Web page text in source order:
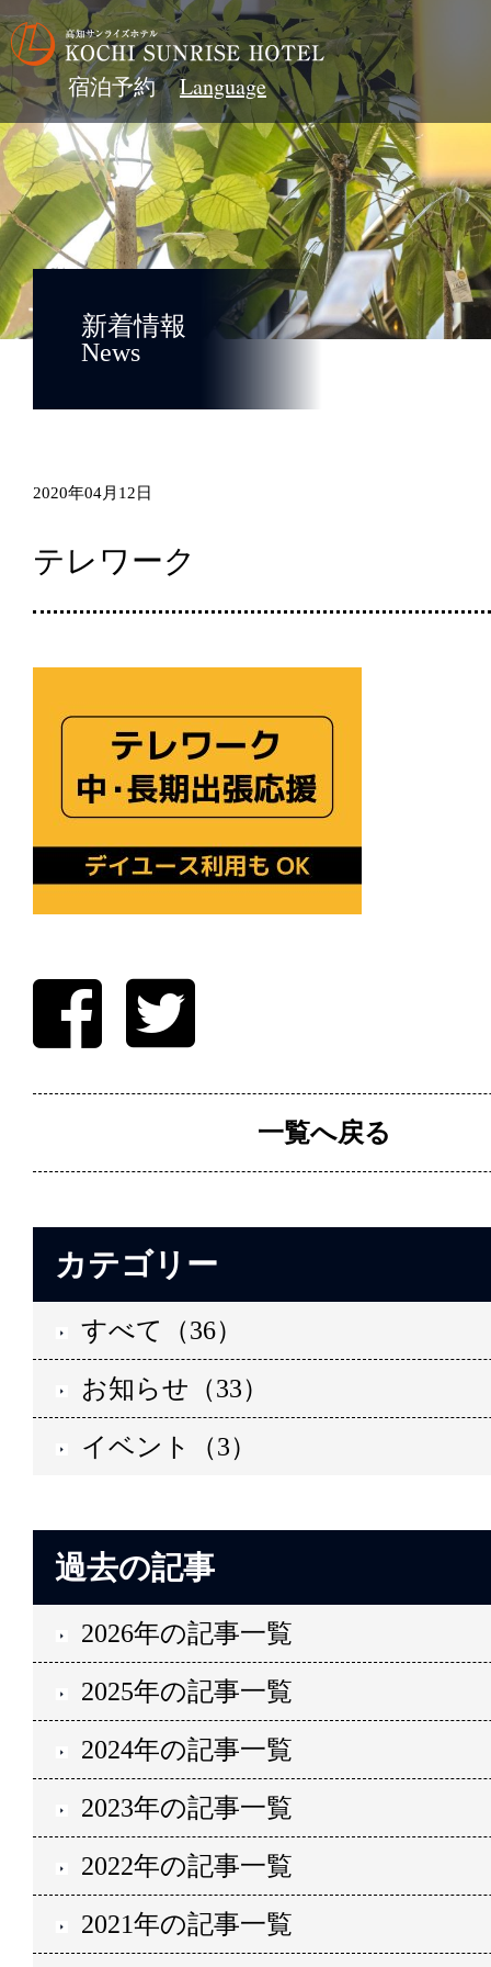
宿泊予約
新着情報
News
2020年04月12日
テレワーク
一覧へ戻る
カテゴリー
すべて（36）
お知らせ（33）
イベント（3）
過去の記事
2026年の記事一覧
2025年の記事一覧
2024年の記事一覧
2023年の記事一覧
2022年の記事一覧
2021年の記事一覧